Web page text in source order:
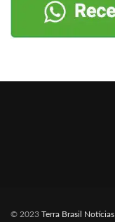
© 2023 Terra Brasil Notícias